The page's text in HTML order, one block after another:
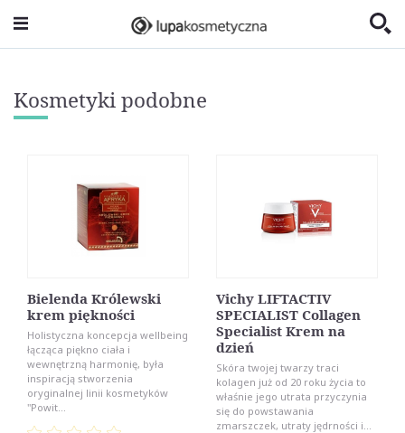
Kosmetyki podobne
Bielenda Królewski
krem piękności
Holistyczna koncepcja wellbeing
łącząca piękno ciała i
wewnętrzną harmonię, była
inspiracją stworzenia
oryginalnej linii kosmetyków
"Powit...
Vichy LIFTACTIV
SPECIALIST Collagen
Specialist Krem na
dzień
Skóra twojej twarzy traci
kolagen już od 20 roku życia to
właśnie jego utrata przyczynia
się do powstawania
zmarszczek, utraty jędrności i...